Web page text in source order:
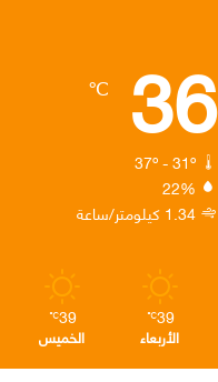
ق
ر
ا
ر
ا
36
℃
37º - 31º
22%
1.34 كيلومتر/ساعة
39
℃
الأربعاء
39
℃
الخميس